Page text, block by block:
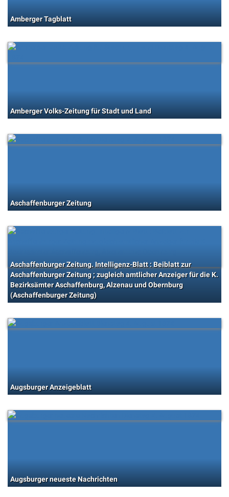
Amberger Tagblatt
Amberger Volks-Zeitung für Stadt und Land
Aschaffenburger Zeitung
Aschaffenburger Zeitung. Intelligenz-Blatt : Beiblatt zur
Aschaffenburger Zeitung ; zugleich amtlicher Anzeiger für die K.
Bezirksämter Aschaffenburg, Alzenau und Obernburg
(Aschaffenburger Zeitung)
Augsburger Anzeigeblatt
Augsburger neueste Nachrichten